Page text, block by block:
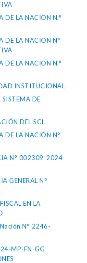
DE LA NACION N.°
DE LA NACION N°
DE LA NACION N.°
INSTITUCIONAL
DE
DEL SCI
DE LA NACIÓN N°
N° 002309-2024-
GENERAL N°
EN LA
N° 2246-
MP-FN-GG